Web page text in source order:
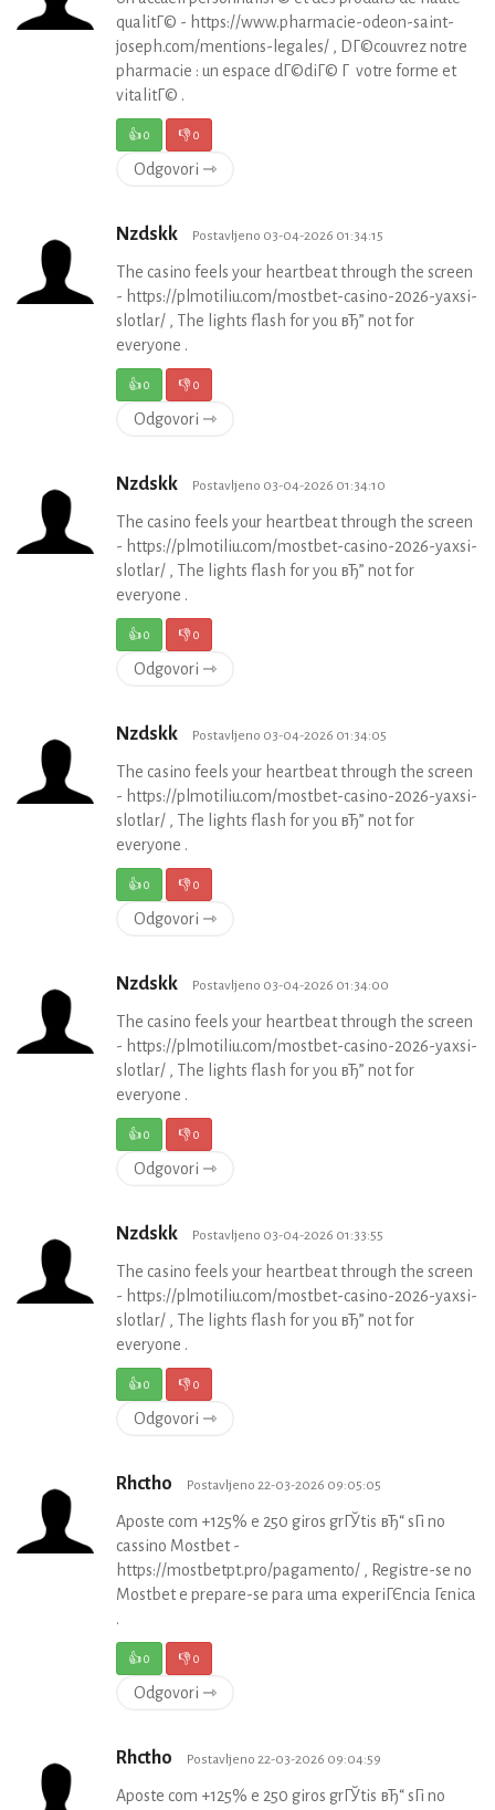
qualitГ© - https://www.pharmacie-odeon-saint-
joseph.com/mentions-legales/ , DГ©couvrez notre
pharmacie : un espace dГ©diГ© Г votre forme et
vitalitГ© .
👍0 👎0
Odgovori ⇾
Nzdskk Postavljeno 03-04-2026 01:34:15
The casino feels your heartbeat through the screen
- https://plmotiliu.com/mostbet-casino-2026-yaxsi-
slotlar/ , The lights flash for you вЂ” not for
everyone .
👍0 👎0
Odgovori ⇾
Nzdskk Postavljeno 03-04-2026 01:34:10
The casino feels your heartbeat through the screen
- https://plmotiliu.com/mostbet-casino-2026-yaxsi-
slotlar/ , The lights flash for you вЂ” not for
everyone .
👍0 👎0
Odgovori ⇾
Nzdskk Postavljeno 03-04-2026 01:34:05
The casino feels your heartbeat through the screen
- https://plmotiliu.com/mostbet-casino-2026-yaxsi-
slotlar/ , The lights flash for you вЂ” not for
everyone .
👍0 👎0
Odgovori ⇾
Nzdskk Postavljeno 03-04-2026 01:34:00
The casino feels your heartbeat through the screen
- https://plmotiliu.com/mostbet-casino-2026-yaxsi-
slotlar/ , The lights flash for you вЂ” not for
everyone .
👍0 👎0
Odgovori ⇾
Nzdskk Postavljeno 03-04-2026 01:33:55
The casino feels your heartbeat through the screen
- https://plmotiliu.com/mostbet-casino-2026-yaxsi-
slotlar/ , The lights flash for you вЂ” not for
everyone .
👍0 👎0
Odgovori ⇾
Rhctho Postavljeno 22-03-2026 09:05:05
Aposte com +125% e 250 giros grГЎtis вЂ“ sГі no
cassino Mostbet -
https://mostbetpt.pro/pagamento/ , Registre-se no
Mostbet e prepare-se para uma experiГЄncia Гєnica
.
👍0 👎0
Odgovori ⇾
Rhctho Postavljeno 22-03-2026 09:04:59
Aposte com +125% e 250 giros grГЎtis вЂ“ sГі no